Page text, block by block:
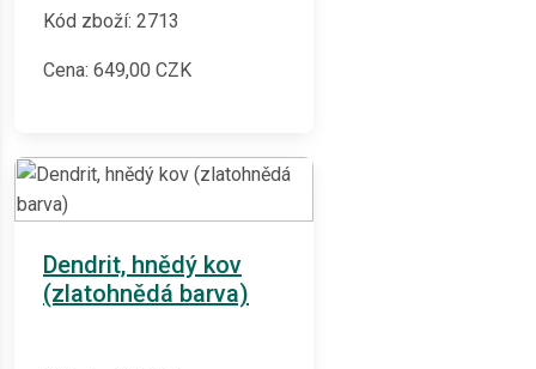
Kód zboží: 2713
Cena: 649,00 CZK
Dendrit, hnědý kov
(zlatohnědá barva)